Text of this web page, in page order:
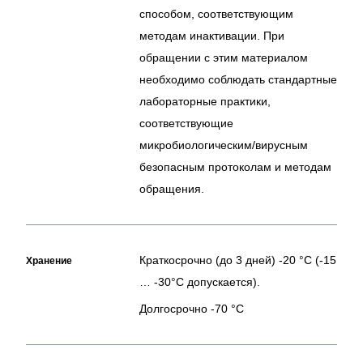
способом, соответствующим
методам инактивации. При
обращении с этим материалом
необходимо соблюдать стандартные
лабораторные практики,
соответствующие
микробиологическим/вирусным
безопасным протоколам и методам
обращения.
Хранение
Краткосрочно (до 3 дней) -20 °C (-15
… -30°C допускается).
Долгосрочно -70 °C